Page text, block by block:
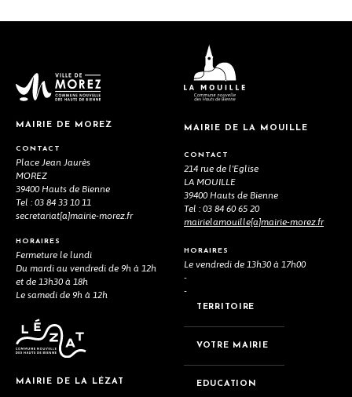
MAIRIE DE MOREZ
CONTACT
Place Jean Jaurès
MOREZ
39400 Hauts de Bienne
Tel : 03 84 33 10 11
secretariat[a]mairie-morez.fr
HORAIRES
Fermeture le lundi
Du mardi au vendredi de 9h à 12h
et de 13h30 à 18h
Le samedi de 9h à 12h
MAIRIE DE LA MOUILLE
CONTACT
214 rue de l'Eglise
LA MOUILLE
39400 Hauts de Bienne
Tel : 03 84 60 65 20
mairielamouille[a]mairie-morez.fr
HORAIRES
Le vendredi de 13h30 à 17h00
-
-
MAIRIE DE LA LÉZAT
TERRITOIRE
VOTRE MAIRIE
EDUCATION